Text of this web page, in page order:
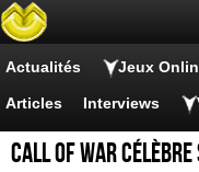
Actualités Jeux
Articles Interviews
Call of War